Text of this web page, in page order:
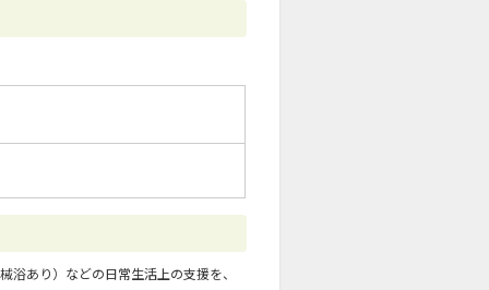
あり）などの日常生活上の支援を、